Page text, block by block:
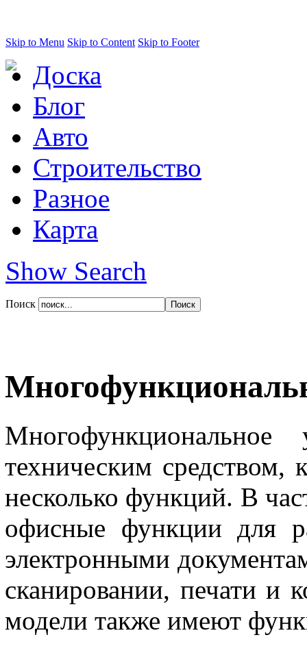
Skip to Menu Skip to Content Skip to Footer
Доска
Блог
Авто
Строительство
Разное
Карта
Show Search
Поиск
техническим средством,
несколько функций. В
офисные функции для
электронными
сканировании, печати и
модели также имеют